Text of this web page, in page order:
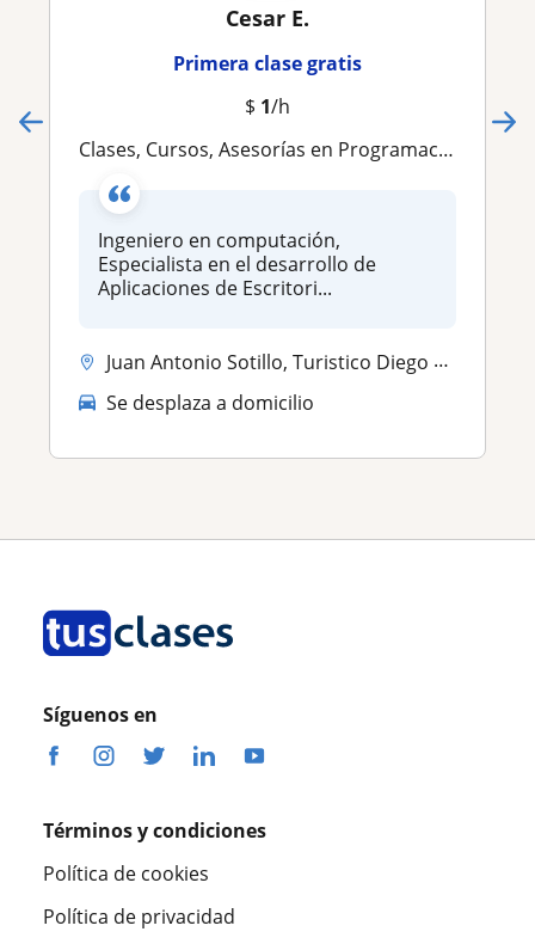
Cesar E.
Primera clase gratis
$ 1/h
Clases, Cursos, Asesorías en Programación, Reparación de PC, Computación Básica
Ingeniero en computación,
Especialista en el desarrollo de
Aplicaciones de Escritori...
Juan Antonio Sotillo, Turistico Diego Bautista Urbaneja
Se desplaza a domicilio
Síguenos en
Términos y condiciones
Política de cookies
Política de privacidad